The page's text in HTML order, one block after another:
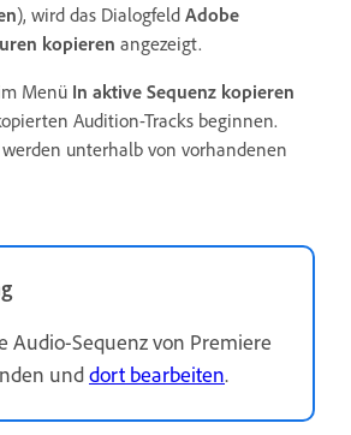
), wird das Dialogfeld Adobe
kopieren angezeigt.
Menü In aktive Sequenz kopieren
Audition-Tracks beginnen.
werden unterhalb von vorhandenen
Audio-Sequenz von Premiere
unddort bearbeiten.